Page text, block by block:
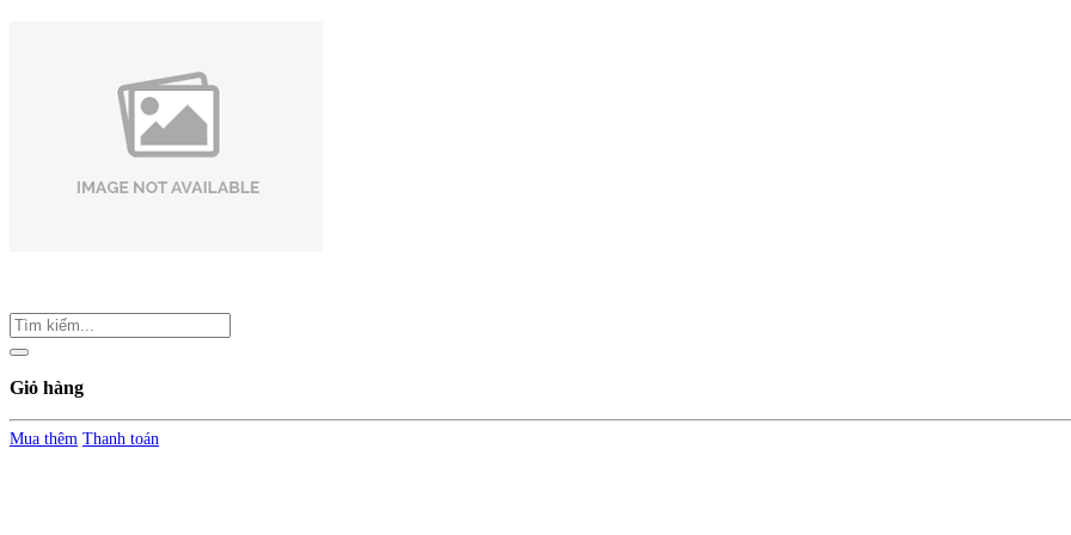
Giỏ hàng
Mua thêm Thanh toán